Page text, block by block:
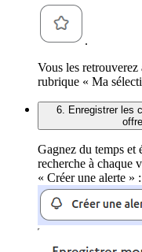
.
Vous les retrouverez
rubrique « Ma
6. Enregistrer les
Gagnez du temps et
recherche à chaque
« Créer une alerte » :